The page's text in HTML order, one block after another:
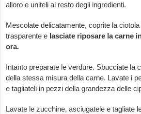
alloro e uniteli al resto degli ingredienti.
Mescolate delicatamente, coprite la
trasparente e lasciate riposare la carne
ora.
Intanto preparate le verdure. Sbucciate la
della stessa misura della carne. Lavate i
e tagliateli in pezzi della grandezza delle
Lavate le zucchine, asciugatele e tagliate